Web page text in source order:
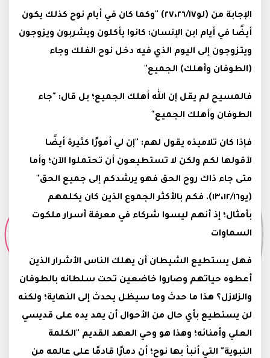
الإجابة من (لو٢٧،٢٦/١٧) "وكما كان في أيام نوح كذلك يكون
أيضًا في أيام ابن الإنسان: كانوا يأكلون ويشربون ويزوجون
ويتزوجون إلى اليوم الذي فيه دخل نوح الفلك وجاء
(الطوفان وأهلك) الجميع"
فالمسيح لم يقل إن الله أهلك الجميع؛ بل قال: "جاء
الطوفان وأهلك الجميع"
فإذا كان تلاميذه يقول لهم: "إن لي أمورًا كثيرة أيضًا
لأقولها لكم ولكن لا تستطيعون أن تحتملوا الآن؛ وأما
متى جاء ذاك روح الحق فهو يرشدكم إلى جميع الحق"
(يو١٣،١٢/١٦). فكم بالأكثر الجموع الذين كان يكلمهم
بأمثال؛ إذ أنهم ليسوا شركاء في معرفة أسرار ملكوت
السماوات
فهل يستطيع الشيطان أن يهلك الناس الأشرار الذين
أعطوه حياتهم وصاروا خاضعين تحت سلطانه بالطوفان
والزلازل؟ هذا ما حدث وما سيظل يحدث إلى النهاية؛ ولكنه
لن يستطيع بأي حال من الأحوال أن يمد يده على قديسي
العلي وأمنائه؛ وهذا هو وحي العهد القديم "الكلمة
النبوية" التي أنبأ بها نوح؛ أن دمارًا قادمًا على عالمه من